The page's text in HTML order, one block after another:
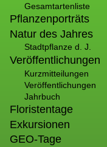
Gesamtartenliste
Pflanzenporträts
Natur des Jahres
Stadtpflanze d. J.
Veröffentlichungen
Kurzmitteilungen
Veröffentlichungen
Jahrbuch
Floristentage
Exkursionen
GEO-Tage